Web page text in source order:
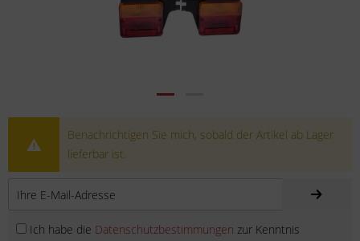
Benachrichtigen Sie mich, sobald der Artikel ab Lager
lieferbar ist.
Ich habe die Datenschutzbestimmungen zur Kenntnis